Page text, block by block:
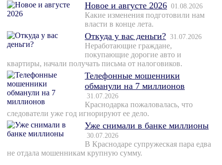
Новое и августе 2026 01.08.2026
Какие изменения подготовили нам
власти в конце лета.
Откуда у вас деньги? 31.07.2026
Неработающие граждане,
покупающие дорогие авто и
квартиры, начали получать письма от налоговиков.
Телефонные мошенники
обманули на 7 миллионов
31.07.2026
Краснодарка пожаловалась, что
следователи уже год игнорируют ее дело.
Уже снимали в банке миллионы
30.07.2026
В Краснодаре супружеская пара едва
не отдала мошенникам крупную сумму.